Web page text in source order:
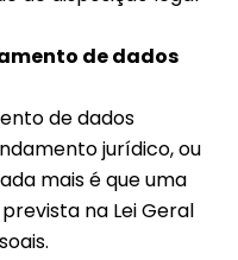
de dados
de dados
jurídico, ou
mais é que uma
na Lei Geral